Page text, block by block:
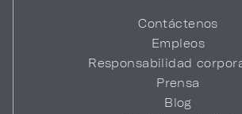
Contáctenos
Empleos
Responsabilidad
Prensa
Blog